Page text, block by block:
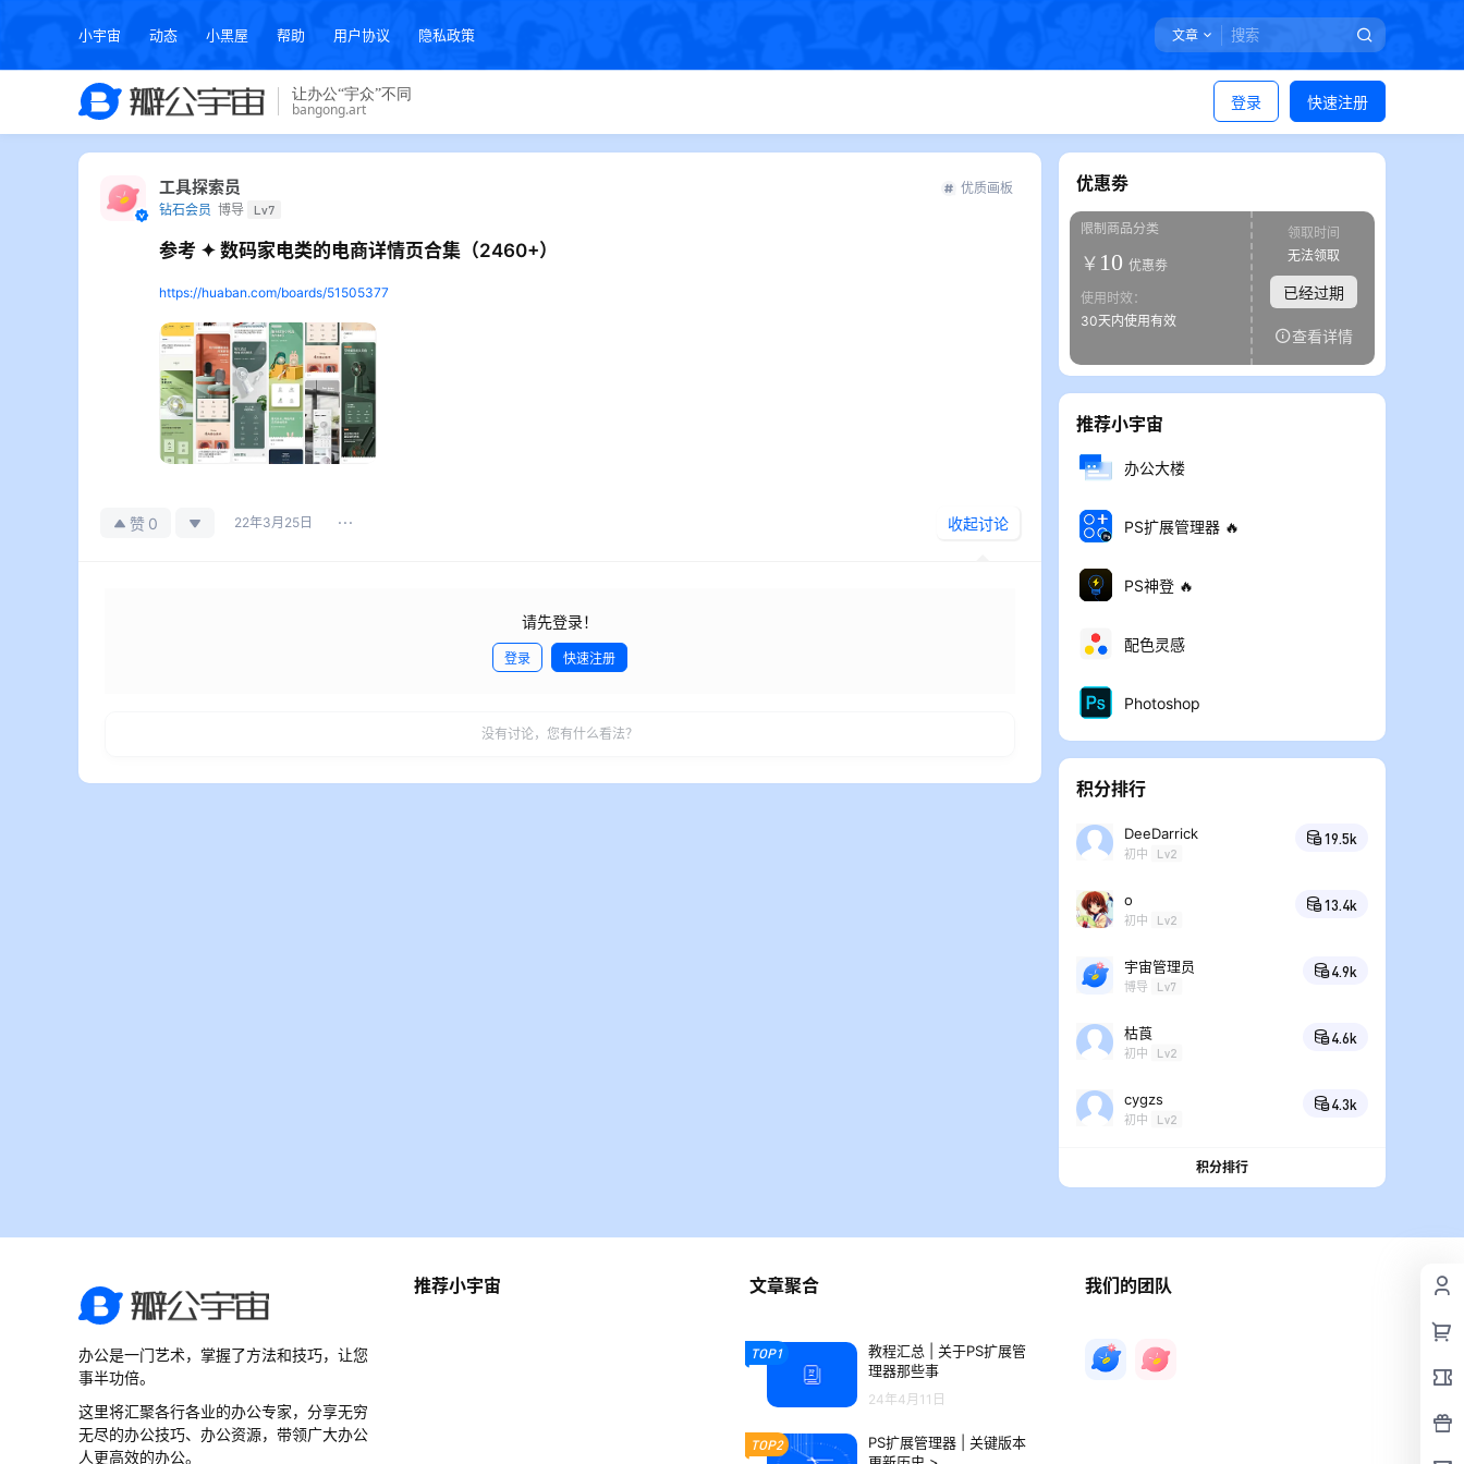
小宇宙 动态 小黑屋 帮助 用户协议 隐私政策 文章
登录 快速注册
工具探索员
钻石会员 博导 Lv7
优质画板
参考 ✦ 数码家电类的电商详情页合集（2460+）
https://huaban.com/boards/51505377
赞 0 22年3月25日 收起讨论
请先登录！
登录 快速注册
没有讨论，您有什么看法？
优惠劵
限制商品分类
￥ 10 优惠劵
使用时效：
30天内使用有效
领取时间
无法领取
已经过期
查看详情
推荐小宇宙
办公大楼
PS扩展管理器 🔥
PS神登 🔥
配色灵感
Photoshop
积分排行
DeeDarrick
初中 Lv2
19.5k
o
初中 Lv2
13.4k
宇宙管理员
博导 Lv7
4.9k
枯莨
初中 Lv2
4.6k
cygzs
初中 Lv2
4.3k
积分排行
办公是一门艺术，掌握了方法和技巧，让您
事半功倍。
这里将汇聚各行各业的办公专家，分享无穷
无尽的办公技巧、办公资源，带领广大办公
人更高效的办公。
推荐小宇宙 文章聚合
TOP1
教程汇总 | 关于PS扩展管
理器那些事
24年4月11日
TOP2
PS扩展管理器 | 关键版本
我们的团队